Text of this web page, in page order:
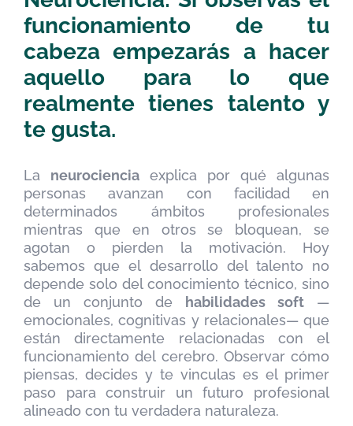
funcionamiento de tu
cabeza empezarás a hacer
aquello para lo que
realmente tienes talento y
te gusta.
La neurociencia explica por qué algunas
personas avanzan con facilidad en
determinados ámbitos profesionales
mientras que en otros se bloquean, se
agotan o pierden la motivación. Hoy
sabemos que el desarrollo del talento no
depende solo del conocimiento técnico, sino
de un conjunto de habilidades soft —
emocionales, cognitivas y relacionales— que
están directamente relacionadas con el
funcionamiento del cerebro. Observar cómo
piensas, decides y te vinculas es el primer
paso para construir un futuro profesional
alineado con tu verdadera naturaleza.